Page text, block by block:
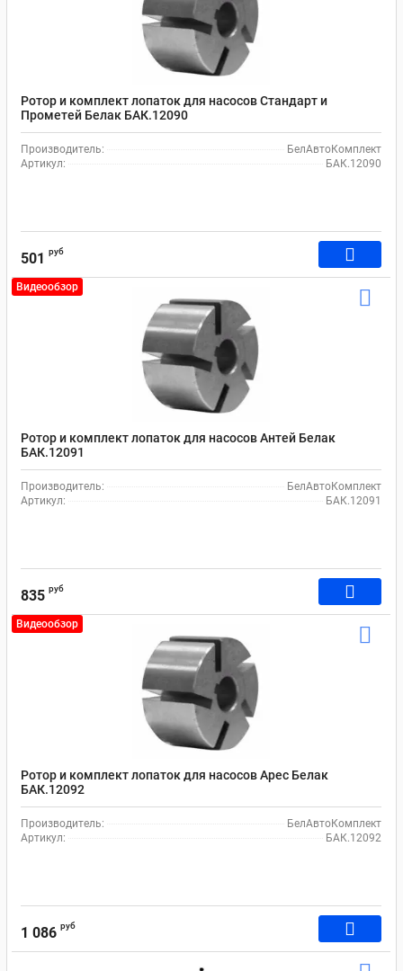
Ротор и комплект лопаток для насосов Стандарт и
Прометей Белак БАК.12090
Производитель:
БелАвтоКомплект
Артикул:
БАК.12090
501 руб
Видеообзор
Ротор и комплект лопаток для насосов Антей Белак
БАК.12091
Производитель:
БелАвтоКомплект
Артикул:
БАК.12091
835 руб
Видеообзор
Ротор и комплект лопаток для насосов Арес Белак
БАК.12092
Производитель:
БелАвтоКомплект
Артикул:
БАК.12092
1 086 руб